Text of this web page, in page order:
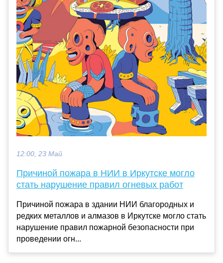
12:00, 23 Май
Причиной пожара в НИИ в Иркутске могло
стать нарушение правил огневых работ
Причиной пожара в здании НИИ благородных и
редких металлов и алмазов в Иркутске могло стать
нарушение правил пожарной безопасности при
проведении огн...